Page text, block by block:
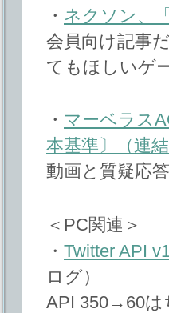
・ ネクソン、
会員向け記事
てもほしいゲ
・ マーベラス
本基準〕（連結
動画と質疑応
＜PC関連＞
・ Twitter API
ログ）
API 350→60は